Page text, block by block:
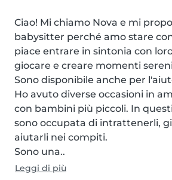
Ciao! Mi chiamo Nova e mi
babysitter perché amo stare
piace entrare in sintonia con
giocare e creare momenti
Sono disponibile anche per
Ho avuto diverse occasioni in
con bambini più piccoli. In
sono occupata di intrattenerli,
aiutarli nei compiti.
Sono una..
Leggi di più